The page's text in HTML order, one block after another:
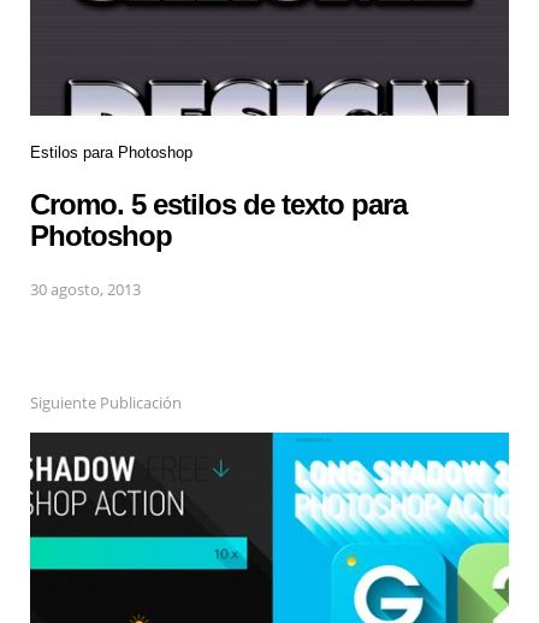
Estilos para Photoshop
Cromo. 5 estilos de texto para
Photoshop
30 agosto, 2013
Siguiente Publicación